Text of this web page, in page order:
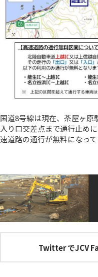
国道8号線は現在、茶屋ヶ
入り口交差点まで通行止め
速道路の通行が無料になって
Twitter でJCV